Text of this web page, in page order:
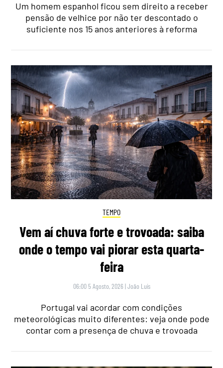
Um homem espanhol ficou sem direito a receber
pensão de velhice por não ter descontado o
suficiente nos 15 anos anteriores à reforma
TEMPO
Vem aí chuva forte e trovoada: saiba
onde o tempo vai piorar esta quarta-
feira
06:00 5 Agosto, 2026 |João Luís
Portugal vai acordar com condições
meteorológicas muito diferentes: veja onde pode
contar com a presença de chuva e trovoada